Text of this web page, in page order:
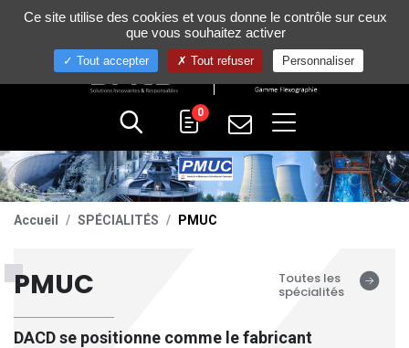
+33 (0)4 75 58 80 10
0
Accueil SPÉCIALITÉS PMUC
PMUC
DACDse positionne comme le fabricant
Toutes les
spécialités
Gestion de vos préférences sur les cookies
Ce site utilise des cookies et vous donne le contrôle sur ceux
que vous souhaitez activer
Tout accepter Tout refuser Personnaliser